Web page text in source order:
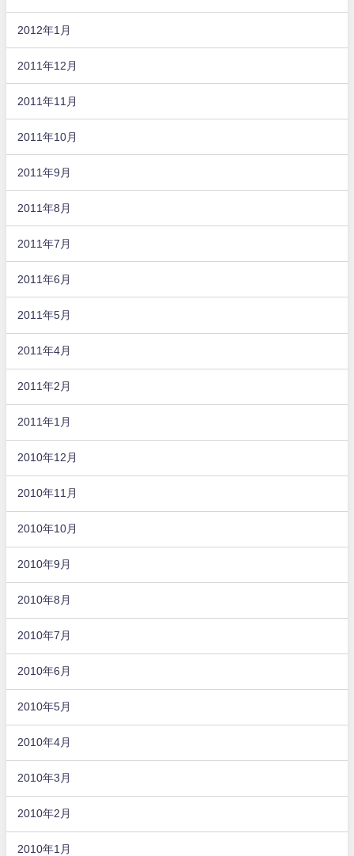
2012年1月
2011年12月
2011年11月
2011年10月
2011年9月
2011年8月
2011年7月
2011年6月
2011年5月
2011年4月
2011年2月
2011年1月
2010年12月
2010年11月
2010年10月
2010年9月
2010年8月
2010年7月
2010年6月
2010年5月
2010年4月
2010年3月
2010年2月
2010年1月